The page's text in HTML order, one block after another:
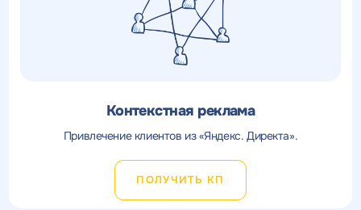
Контекстная реклама
Привлечение клиентов из «Яндекс. Директа».
ПОЛУЧИТЬ КП